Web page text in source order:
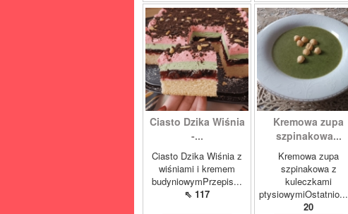
Ciasto Dzika Wiśnia
-...
Ciasto Dzika Wiśnia z
wiśniami i kremem
budyniowymPrzepis...
⇖ 117
Kremowa zupa
szpinakowa...
Kremowa zupa
szpinakowa z
kuleczkami
ptysiowymiOstatnio...
20